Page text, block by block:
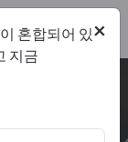
급업체
제조업체12
유통업체2×
혼합되어 있
지금